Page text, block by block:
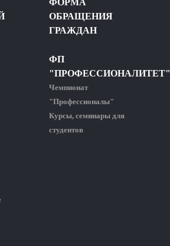
ОБРАЩЕНИЯ
ГРАЖДАН
ФП
"ПРОФЕССИОНАЛИТЕТ"
Чемпионат
"Профессионалы"
Курсы, семинары для
студентов